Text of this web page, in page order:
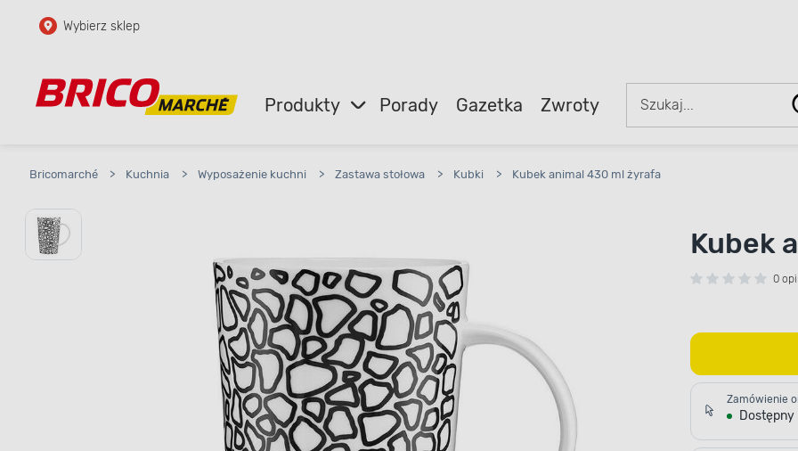
Przejdź do głównej zawartości
Przejdź do wyszukiwarki
Wybierz sklep
Produkty Porady Gazetka Zwroty
Bricomarché > Kuchnia > Wyposażenie kuchni > Zastawa stołowa > Kubki > Kubek animal 430 ml żyrafa
Kubek
0
Zamówienie
Dostępny